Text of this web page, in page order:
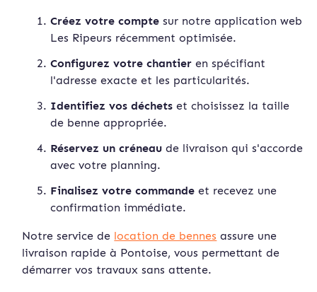
Créez votre compte sur notre application web
Les Ripeurs récemment optimisée.
Configurez votre chantier en spécifiant
l'adresse exacte et les particularités.
Identifiez vos déchets et choisissez la taille
de benne appropriée.
Réservez un créneau de livraison qui s'accorde
avec votre planning.
Finalisez votre commande et recevez une
confirmation immédiate.
Notre service de location de bennes assure une
livraison rapide à Pontoise, vous permettant de
démarrer vos travaux sans attente.